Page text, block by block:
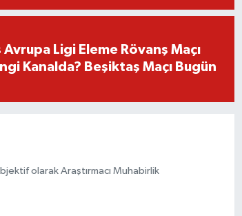
Ligi Eleme Rövanş Maçı
Kanalda? Beşiktaş Maçı Bugün
olarak Araştırmacı Muhabirlik